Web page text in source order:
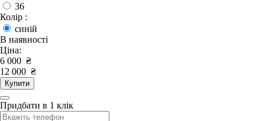
36
Колір :
синій
В наявності
Ціна:
6 000 ₴
12 000 ₴
Купити
Придбати в 1 клік